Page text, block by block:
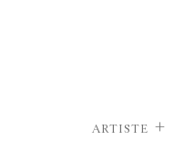
ARTISTE